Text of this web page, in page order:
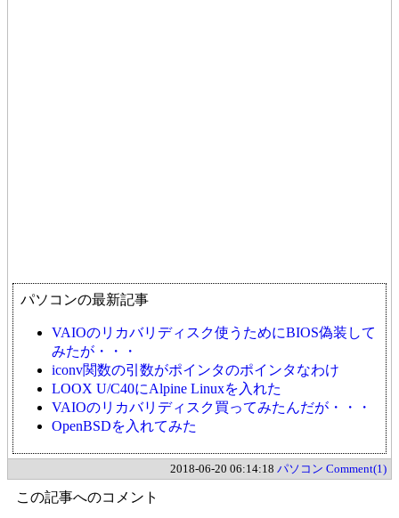
パソコンの最新記事
VAIOのリカバリディスク使うためにBIOS偽装して
みたが・・・
iconv関数の引数がポインタのポインタなわけ
LOOX U/C40にAlpine Linuxを入れた
VAIOのリカバリディスク買ってみたんだが・・・
OpenBSDを入れてみた
2018-06-20 06:14:18 パソコン Comment(1)
この記事へのコメント